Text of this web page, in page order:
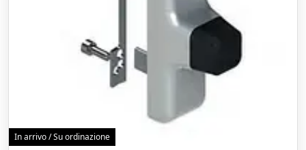
In arrivo / Su ordinazione